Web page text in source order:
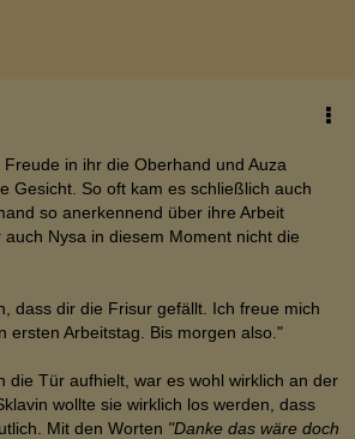
in ihr die Oberhand und Auza
Gesicht. So oft kam es schließlich auch
so anerkennend über ihre Arbeit
Nysa in diesem Moment nicht die
dass dir die Frisur gefällt. Ich freue mich
ersten Arbeitstag. Bis morgen also."
die Tür aufhielt, war es wohl wirklich an der
wollte sie wirklich los werden, dass
Mit den Worten "Danke das wäre doch